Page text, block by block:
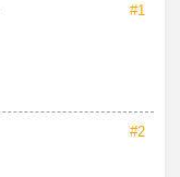
#1
#2